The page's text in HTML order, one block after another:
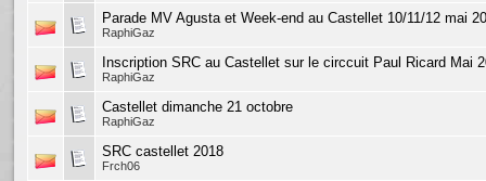
Parade MV Agusta et Week-end au Castellet 10/11/12 mai
RaphiGaz
Inscription SRC au Castellet sur le circcuit Paul Ricard Mai
RaphiGaz
Castellet dimanche 21 octobre
RaphiGaz
SRC castellet 2018
Frch06